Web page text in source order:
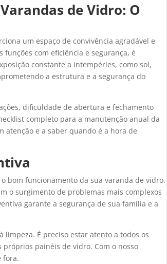
de Vidro: O
um espaço de convivência agradável e
com eficiência e segurança, é
constante a intempéries, como sol,
a estrutura e a segurança do
dificuldade de abertura e fechamento
completo para a manutenção anual da
atenção e a saber quando é a hora de
bom funcionamento da sua varanda de vidro.
o surgimento de problemas mais complexos
garante a segurança de sua família e a
limpeza. É preciso estar atento a todos os
painéis de vidro. Com o nosso
fora.